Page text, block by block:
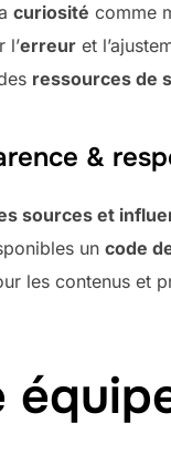
curiosité comme
l’erreur et
ressources de
&
sources et
un code
les contenus et